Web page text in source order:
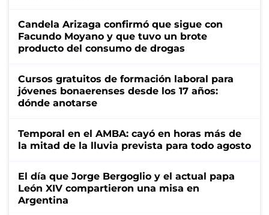
Candela Arizaga confirmó que sigue con
Facundo Moyano y que tuvo un brote
producto del consumo de drogas
Cursos gratuitos de formación laboral para
jóvenes bonaerenses desde los 17 años:
dónde anotarse
Temporal en el AMBA: cayó en horas más de
la mitad de la lluvia prevista para todo agosto
El día que Jorge Bergoglio y el actual papa
León XIV compartieron una misa en
Argentina